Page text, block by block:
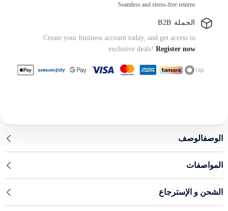
Seamless and stress-free returns
الجملة B2B
Create your business account today, and get access to
exclusive deals! Register now
الوصفالوصف
المواصفات
الشحن و الإسترجاع